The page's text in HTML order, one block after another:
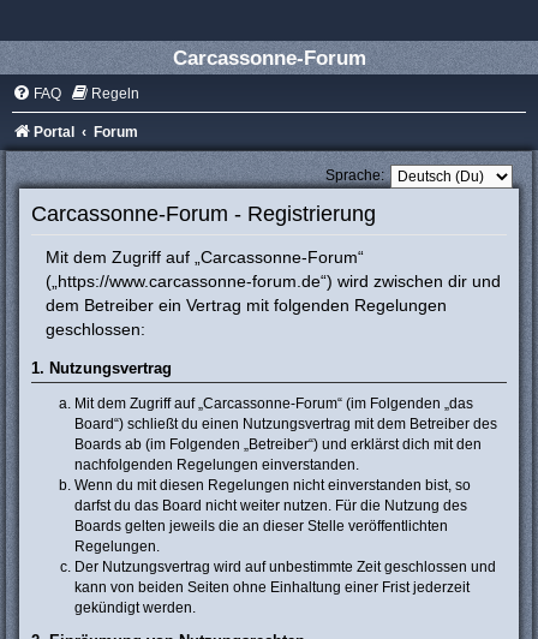
Carcassonne-Forum
FAQ Regeln
Portal Forum
Sprache:
Carcassonne-Forum - Registrierung
Mit dem Zugriff auf „Carcassonne-Forum“
(„https://www.carcassonne-forum.de“) wird zwischen dir und
dem Betreiber ein Vertrag mit folgenden Regelungen
geschlossen:
1. Nutzungsvertrag
Mit dem Zugriff auf „Carcassonne-Forum“ (im Folgenden „das
Board“) schließt du einen Nutzungsvertrag mit dem Betreiber des
Boards ab (im Folgenden „Betreiber“) und erklärst dich mit den
nachfolgenden Regelungen einverstanden.
Wenn du mit diesen Regelungen nicht einverstanden bist, so
darfst du das Board nicht weiter nutzen. Für die Nutzung des
Boards gelten jeweils die an dieser Stelle veröffentlichten
Regelungen.
Der Nutzungsvertrag wird auf unbestimmte Zeit geschlossen und
kann von beiden Seiten ohne Einhaltung einer Frist jederzeit
gekündigt werden.